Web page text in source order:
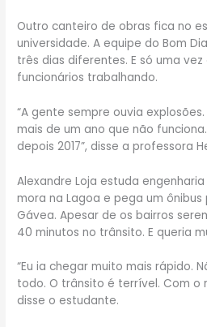
Outro canteiro de obras fica no
universidade. A equipe do Bom
três dias diferentes. E só uma
funcionários trabalhando.
“A gente sempre ouvia
mais de um ano que não
depois 2017”, disse a professora
Alexandre Loja estuda engenharia
mora na Lagoa e pega um
Gávea. Apesar de os bairros
40 minutos no trânsito. E queria
“Eu ia chegar muito mais rápido.
todo. O trânsito é terrível. Com o
disse o estudante.